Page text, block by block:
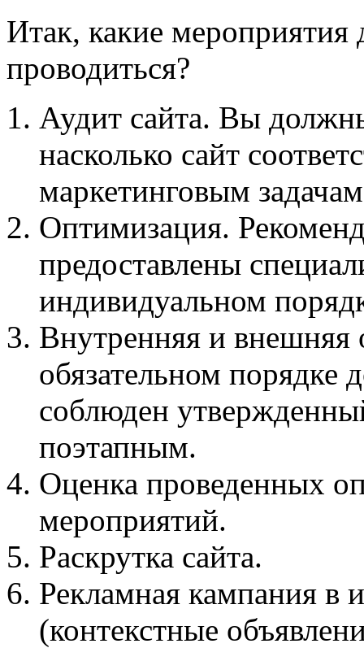
Итак, какие
проводиться?
Аудит сайта. Вы
насколько сайт
маркетинговым
Оптимизация.
предоставлены
индивидуальном
Внутренняя и внешняя
обязательном порядке
соблюден
поэтапным.
Оценка проведенных
мероприятий.
Раскрутка сайта.
Рекламная кампания в
(контекстные